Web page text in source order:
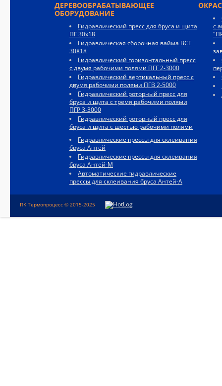
с
ДЕРЕВООБРАБАТЫВАЮЩЕЕ
ОБОРУДОВАНИЕ
Гидравлический пресс для бруса и щита
ПГ 30х18
Гидравлическая сборочная вайма ВСГ
30Х18
Гидравлический горизонтальный пресс
с двумя рабочими полями ПГГ 2-3000
Гидравлический вертикальный пресс с
двумя рабочими полями ПГВ 2-5000
Гидравлический роторный пресс для
бруса и щита с тремя рабочими полями
ПГР 3-3000
Гидравлический роторный пресс для
бруса и щита с шестью рабочими полями
Гидравлические прессы для склеивания
бруса Антей
Гидравлические прессы для склеивания
бруса Антей-М
Автоматические гидравлические
прессы для склеивания бруса Антей-А
ПК Термопроцесс © 2015-2025